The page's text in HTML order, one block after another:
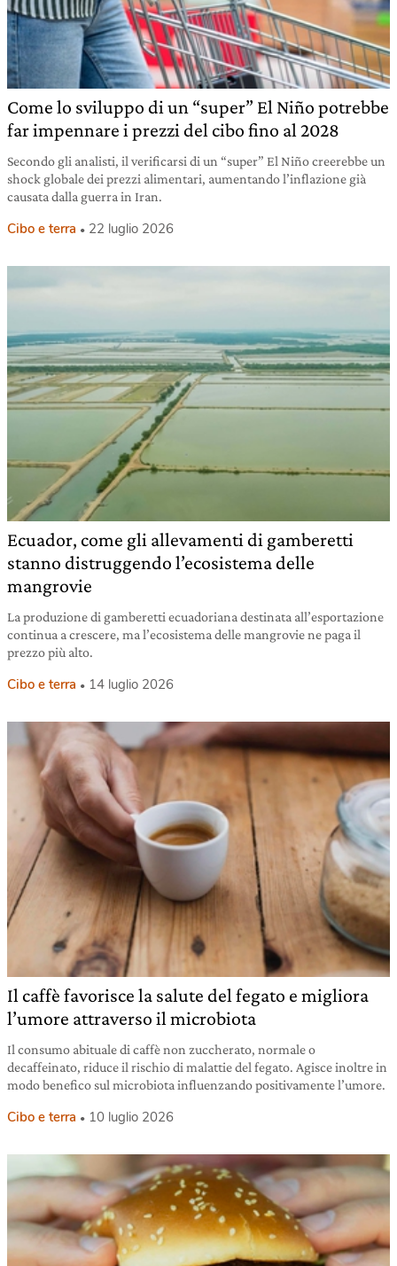
Come lo sviluppo di un “super” El Niño potrebbe
far impennare i prezzi del cibo fino al 2028
Secondo gli analisti, il verificarsi di un “super” El Niño creerebbe un
shock globale dei prezzi alimentari, aumentando l’inflazione già
causata dalla guerra in Iran.
Cibo e terra 22 luglio 2026
Ecuador, come gli allevamenti di gamberetti
stanno distruggendo l’ecosistema delle
mangrovie
La produzione di gamberetti ecuadoriana destinata all’esportazione
continua a crescere, ma l’ecosistema delle mangrovie ne paga il
prezzo più alto.
Cibo e terra 14 luglio 2026
Il caffè favorisce la salute del fegato e migliora
l’umore attraverso il microbiota
Il consumo abituale di caffè non zuccherato, normale o
decaffeinato, riduce il rischio di malattie del fegato. Agisce inoltre in
modo benefico sul microbiota influenzando positivamente l’umore.
Cibo e terra 10 luglio 2026